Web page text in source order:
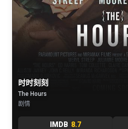
时时刻刻
The Hours
剧情
IMDB 8.7